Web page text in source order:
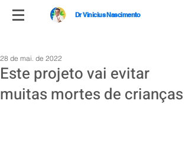
Dr Vinicius Nascimento
Este projeto vai evitar
muitas mortes de crianças
28 de mai. de 2022